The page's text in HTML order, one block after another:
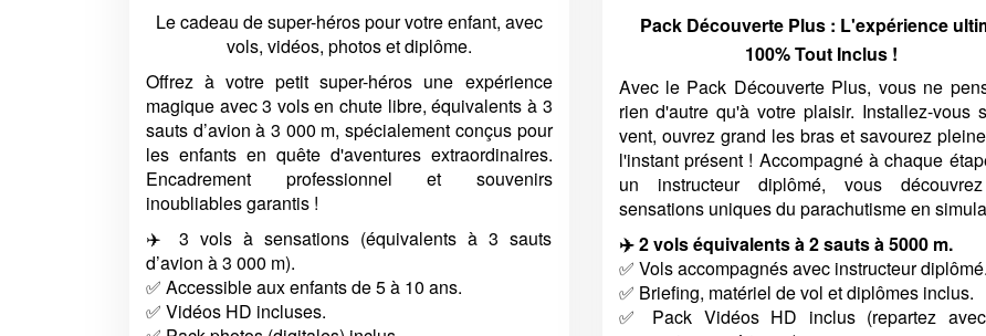
Le cadeau de super-héros pour votre enfant, avec
vols, vidéos, photos et diplôme.
Offrez à votre petit super-héros une expérience
magique avec 3 vols en chute libre, équivalents à 3
sauts d’avion à 3 000 m, spécialement conçus pour
les enfants en quête d'aventures extraordinaires.
Encadrement professionnel et souvenirs
inoubliables garantis !
✈️ 3 vols à sensations (équivalents à 3 sauts
d’avion à 3 000 m).
✅ Accessible aux enfants de 5 à 10 ans.
✅ Vidéos HD incluses.
Pack Découverte Plus : L'expérience
100% Tout Inclus !
Avec le Pack Découverte Plus, vous ne
rien d'autre qu'à votre plaisir. Installez-vous
vent, ouvrez grand les bras et savourez
l'instant présent ! Accompagné à chaque
un instructeur diplômé, vous
sensations uniques du parachutisme en
✈️ 2 vols équivalents à 2 sauts à 5000 m.
✅ Vols accompagnés avec instructeur diplômé.
✅ Briefing, matériel de vol et diplômes inclus.
✅ Pack Vidéos HD inclus (repartez